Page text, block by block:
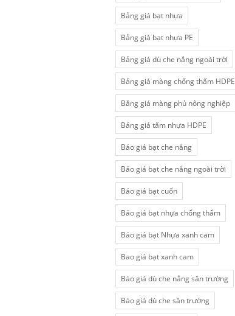
Bảng giá bạt nhựa
Bảng giá bạt nhựa PE
Bảng giá dù che nắng ngoài trời
Bảng giá màng chống thấm HDPE
Bằng giá màng phủ nông nghiệp
Bảng giá tấm nhựa HDPE
Báo giá bạt che nắng
Báo giá bạt che nắng ngoài trời
Báo giá bạt cuốn
Báo giá bạt nhựa chống thấm
Báo giá bạt Nhựa xanh cam
Bao giá bạt xanh cam
Báo giá dù che nắng sân trường
Báo giá dù che sân trường